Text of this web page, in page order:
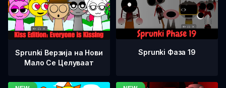
Sprunki Верзија на Нови
Мало Се Целуваат
Sprunki Фаза 19